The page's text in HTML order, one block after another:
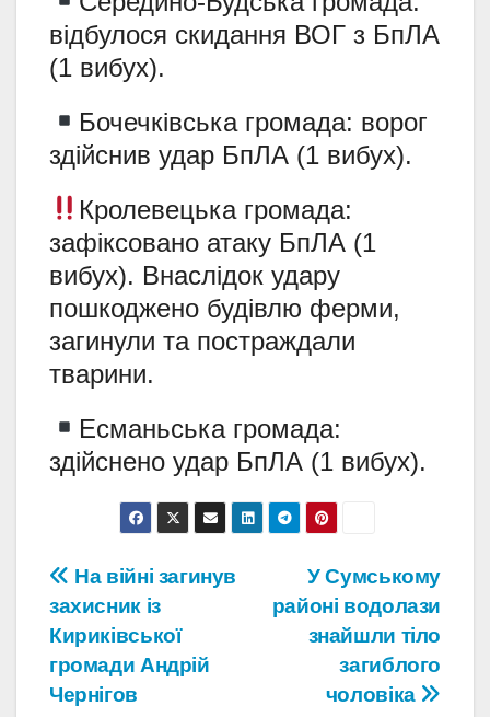
відбулося скидання ВОГ з БпЛА
(1 вибух).
Бочечківська громада: ворог
здійснив удар БпЛА (1 вибух).
Кролевецька громада:
зафіксовано атаку БпЛА (1
вибух). Внаслідок удару
пошкоджено будівлю ферми,
загинули та постраждали
тварини.
Есманьська громада:
здійснено удар БпЛА (1 вибух).
Навігація
записів
У Сумському
районі водолази
знайшли тіло
загиблого
чоловіка
На війні загинув
захисник із
Кириківської
громади Андрій
Чернігов